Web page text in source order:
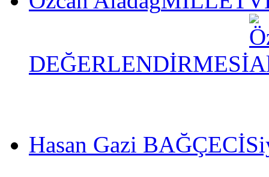
DEĞERLENDİRMESİ
Hasan Gazi BAĞÇECİ